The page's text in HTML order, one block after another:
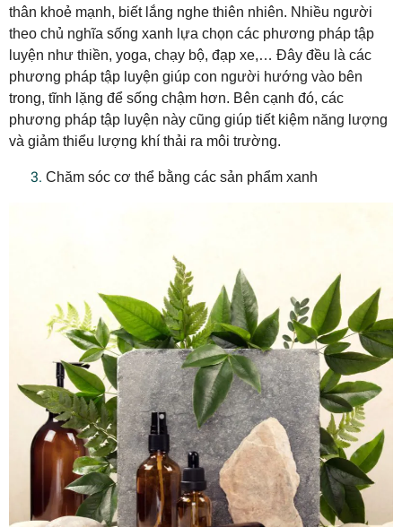
thân khoẻ mạnh, biết lắng nghe thiên nhiên. Nhiều người
theo chủ nghĩa sống xanh lựa chọn các phương pháp tập
luyện như thiền, yoga, chạy bộ, đạp xe,… Đây đều là các
phương pháp tập luyện giúp con người hướng vào bên
trong, tĩnh lặng để sống chậm hơn. Bên cạnh đó, các
phương pháp tập luyện này cũng giúp tiết kiệm năng lượng
và giảm thiểu lượng khí thải ra môi trường.
​​​​3. Chăm sóc cơ thể bằng các sản phẩm xanh